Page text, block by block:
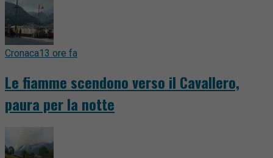
Cronaca13 ore fa
Le fiamme scendono verso il Cavallero,
paura per la notte